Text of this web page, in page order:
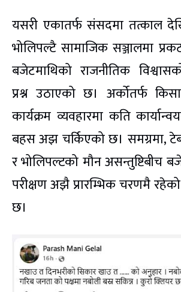
यसरी एकातर्फ संसदमा तत्काल
भोलिपल्टै सामाजिक सञ्जालमा
बजेटमाथिको राजनीतिक
प्रश्न उठाएको छ। अर्कोतर्फ
कार्यक्रम व्यवहारमा कति
बहस अझ चर्किएको छ। समग्रमा,
र भोलिपल्टको मौन असन्तुष्टिबीच
परीक्षण अझै प्रारम्भिक चरणमै
छ।